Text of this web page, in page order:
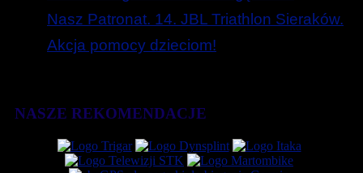
Nasz Patronat. 14. JBL Triathlon Sieraków.
Akcja pomocy dzieciom!
NASZE REKOMENDACJE